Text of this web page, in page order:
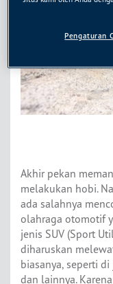
Akhir pekan
melakukan hobi.
ada salahnya
olahraga otomotif
jenis SUV (Sport
diharuskan
biasanya, seperti
dan lainnya. Karena
Pengaturan